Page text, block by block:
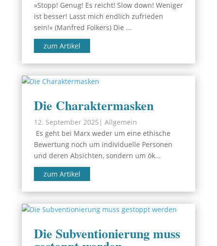
»Stopp! Genug! Es reicht! Slow down! Weniger
ist besser! Lasst mich endlich zufrieden
sein!« (Manfred Folkers) Die ...
zum Artikel
Die Charaktermasken
12. September 2025 | Allgemein
Es geht bei Marx weder um eine ethische
Bewertung noch um individuelle Personen
und deren Absichten, sondern um ök...
zum Artikel
Die Subventionierung muss